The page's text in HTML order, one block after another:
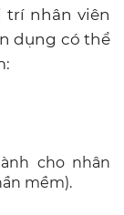
trí nhân viên
dụng có thể
cho nhân
mềm).